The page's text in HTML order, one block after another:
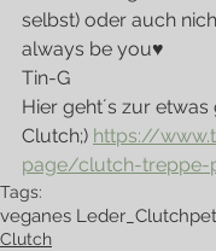
selbst) oder auch
always be you♥
Tin-G
Hier geht´s zur
Clutch;) https://
page/clutch-treppe-
Tags:
veganes Leder _Clutch
Clutch